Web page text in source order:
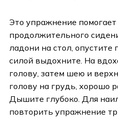
Это упражнение
продолжительного
ладони на стол,
силой выдохните. На
голову, затем шею и
голову на грудь, хорошо
Дышите глубоко. Для
повторить упражнение